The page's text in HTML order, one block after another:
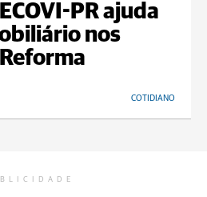
PR ajuda
nos
COTIDIANO